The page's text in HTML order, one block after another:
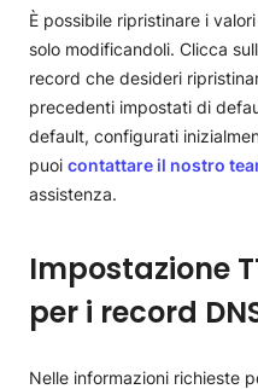
È possibile ripristinare i
solo modificandoli. Clicca
record che desideri
precedenti impostati di
default, configurati
puoi contattare il nostro
assistenza.
Impostazione
per i record
Nelle informazioni richieste